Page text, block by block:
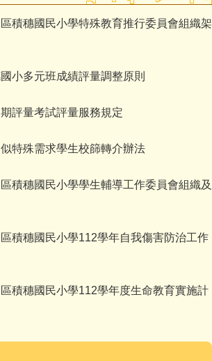
區積穗國民小學特殊教育推行委員會組織架
小多元班成績評量調整原則
評量考試評量服務規定
似特殊需求學生校篩轉介辦法
積穗國民小學學生輔導工作委員會組織及
區積穗國民小學112學年自我傷害防治工作
區積穗國民小學112學年度生命教育實施計